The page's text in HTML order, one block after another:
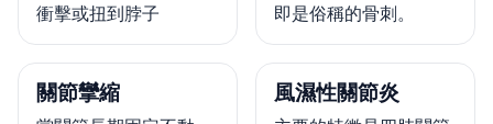
衝擊或扭到脖子
即是俗稱的骨刺。
關節攣縮 風濕性關節炎